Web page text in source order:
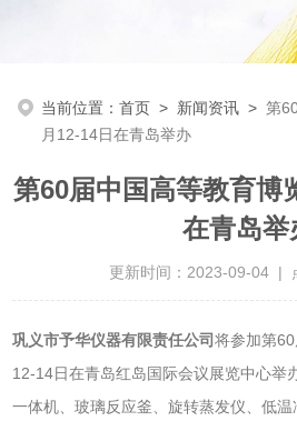
当前位置：首页 > 新闻资讯 >第
月12-14日在青岛举办
第60届中国高等教育博
在青岛举
更新时间：2023-09-04 |
巩义市予华仪器有限责任公司将参加第
12-14日在青岛红岛国际会议展览中心举
一体机、玻璃反应釜、旋转蒸发仪、低